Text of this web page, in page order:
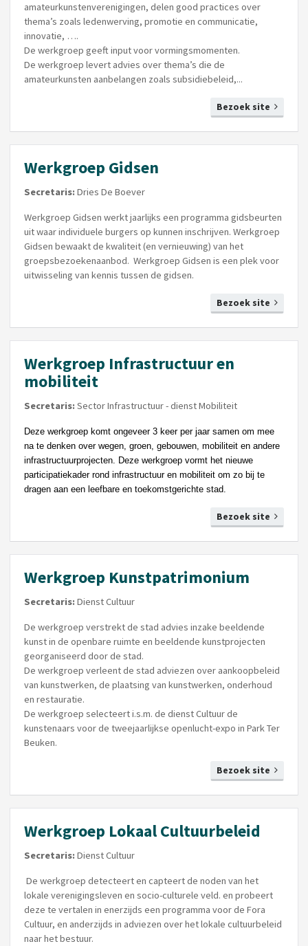
amateurkunstenverenigingen, delen good practices over
thema’s zoals ledenwerving, promotie en communicatie,
innovatie, ….
De werkgroep geeft input voor vormingsmomenten.
De werkgroep levert advies over thema’s die de
amateurkunsten aanbelangen zoals subsidiebeleid,...
Bezoek site
Werkgroep Gidsen
Secretaris: Dries De Boever
Werkgroep Gidsen werkt jaarlijks een programma gidsbeurten
uit waar individuele burgers op kunnen inschrijven. Werkgroep
Gidsen bewaakt de kwaliteit (en vernieuwing) van het
groepsbezoekenaanbod. Werkgroep Gidsen is een plek voor
uitwisseling van kennis tussen de gidsen.
Bezoek site
Werkgroep Infrastructuur en
mobiliteit
Secretaris: Sector Infrastructuur - dienst Mobiliteit
Deze werkgroep komt ongeveer 3 keer per jaar samen om mee
na te denken over wegen, groen, gebouwen, mobiliteit en andere
infrastructuurprojecten. Deze werkgroep vormt het nieuwe
participatiekader rond infrastructuur en mobiliteit om zo bij te
dragen aan een leefbare en toekomstgerichte stad.
Bezoek site
Werkgroep Kunstpatrimonium
Secretaris: Dienst Cultuur
De werkgroep verstrekt de stad advies inzake beeldende
kunst in de openbare ruimte en beeldende kunstprojecten
georganiseerd door de stad.
De werkgroep verleent de stad adviezen over aankoopbeleid
van kunstwerken, de plaatsing van kunstwerken, onderhoud
en restauratie.
De werkgroep selecteert i.s.m. de dienst Cultuur de
kunstenaars voor de tweejaarlijkse openlucht-expo in Park Ter
Beuken.
Bezoek site
Werkgroep Lokaal Cultuurbeleid
Secretaris: Dienst Cultuur
De werkgroep detecteert en capteert de noden van het
lokale verenigingsleven en socio-culturele veld. en probeert
deze te vertalen in enerzijds een programma voor de Fora
Cultuur, en anderzijds in adviezen over het lokale cultuurbeleid
naar het bestuur.